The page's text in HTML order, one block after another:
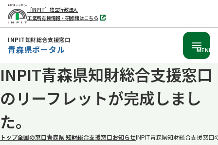
本
文
へ
動
［INPIT］独立行政法人
工業所有権情報・研修館はこちら
別
タ
INPIT知財総合支援窓口
青森県ポータル MENU
INPIT青森県知財総合支援窓口
のリーフレットが完成しまし
た。
トップ全国の窓口青森県 知財総合支援窓口お知らせINPIT青森県知財総合支援窓口